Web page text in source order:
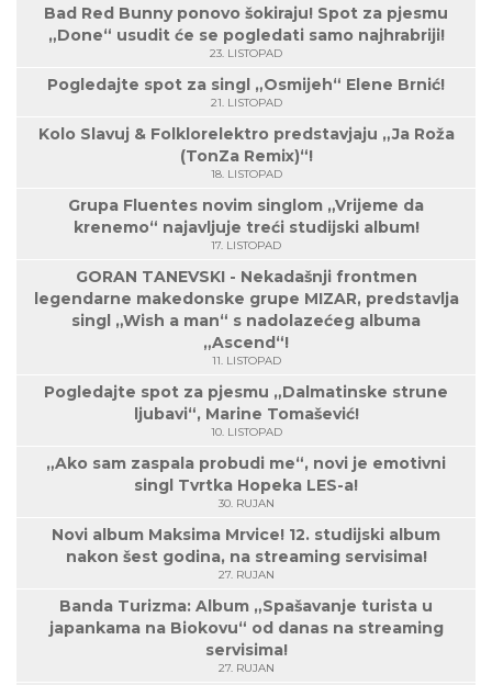
Bad Red Bunny ponovo šokiraju! Spot za pjesmu
„Done“ usudit će se pogledati samo najhrabriji!
23. LISTOPAD
Pogledajte spot za singl „Osmijeh“ Elene Brnić!
21. LISTOPAD
Kolo Slavuj & Folklorelektro predstavjaju „Ja Roža
(TonZa Remix)“!
18. LISTOPAD
Grupa Fluentes novim singlom „Vrijeme da
krenemo“ najavljuje treći studijski album!
17. LISTOPAD
GORAN TANEVSKI - Nekadašnji frontmen
legendarne makedonske grupe MIZAR, predstavlja
singl „Wish a man“ s nadolazećeg albuma
„Ascend“!
11. LISTOPAD
Pogledajte spot za pjesmu „Dalmatinske strune
ljubavi“, Marine Tomašević!
10. LISTOPAD
„Ako sam zaspala probudi me“, novi je emotivni
singl Tvrtka Hopeka LES-a!
30. RUJAN
Novi album Maksima Mrvice! 12. studijski album
nakon šest godina, na streaming servisima!
27. RUJAN
Banda Turizma: Album „Spašavanje turista u
japankama na Biokovu“ od danas na streaming
servisima!
27. RUJAN